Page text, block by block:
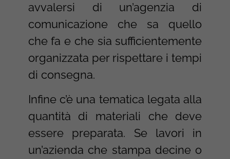
avvalersi di un’agenzia di
comunicazione che sa quello
che fa e che sia sufficientemente
organizzata per rispettare i tempi
di consegna.
Infine c’è una tematica legata alla
quantità di materiali che deve
essere preparata. Se lavori in
un’azienda che stampa decine o